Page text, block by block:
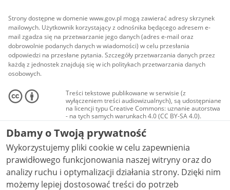
Strony dostępne w domenie www.gov.pl mogą zawierać adresy skrzynek
mailowych. Użytkownik korzystający z odnośnika będącego adresem e-
mail zgadza się na przetwarzanie jego danych (adres e-mail oraz
dobrowolnie podanych danych w wiadomości) w celu przesłania
odpowiedzi na przesłane pytania. Szczegóły przetwarzania danych przez
każdą z jednostek znajdują się w ich politykach przetwarzania danych
osobowych.
Treści tekstowe publikowane w serwisie (z
wyłączeniem treści audiowizualnych), są udostępniane
na licencji typu Creative Commons: uznanie autorstwa
- na tych samych warunkach 4.0 (CC BY-SA 4.0).
Materiały audiowizualne, w tym zdjęcia, materiały
audio i wideo, są udostępniane na licencji typu
Creative Commons: uznanie autorstwa użycie
niekomercyjne - bez utworów zależnych 4.0 (CC BY-
NC-ND 4.0), o ile nie jest to stwierdzone inaczej.
Dbamy o Twoją prywatność
Wykorzystujemy pliki cookie w celu zapewnienia
prawidłowego funkcjonowania naszej witryny oraz do
analizy ruchu i optymalizacji działania strony. Dzięki nim
możemy lepiej dostosować treści do potrzeb